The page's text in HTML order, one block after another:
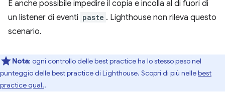
È anche possibile impedire il copia e incolla al di fuori di
un listener di eventi paste . Lighthouse non rileva questo
scenario.
Nota: ogni controllo delle best practice ha lo stesso peso nel
punteggio delle best practice di Lighthouse. Scopri di più nellebest
practice qual..